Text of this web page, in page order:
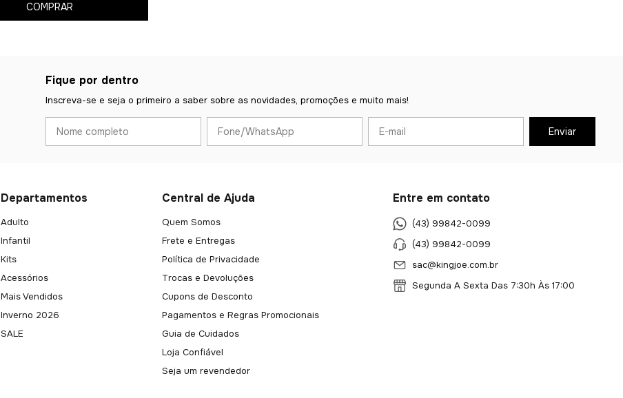
COMPRAR
Fique por dentro
Inscreva-se e seja o primeiro a saber sobre as novidades, promoções e muito mais!
Departamentos
Adulto
Infantil
Kits
Acessórios
Mais Vendidos
Inverno 2026
SALE
Central de Ajuda
Quem Somos
Frete e Entregas
Política de Privacidade
Trocas e Devoluções
Cupons de Desconto
Pagamentos e Regras Promocionais
Guia de Cuidados
Loja Confiável
Seja um revendedor
Entre em contato
(43) 99842-0099
(43) 99842-0099
sac@kingjoe.com.br
Segunda A Sexta Das 7:30h Às 17:00